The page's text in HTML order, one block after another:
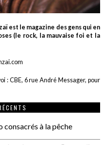
est le magazine des gens qui en
(le rock, la mauvaise foi et la
: CBE, 6 rue André Messager, pour
consacrés à la pêche